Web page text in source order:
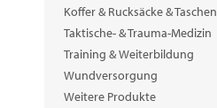
Koffer & Rucksäcke & Taschen
Taktische- & Trauma-Medizin
Training & Weiterbildung
Wundversorgung
Weitere Produkte